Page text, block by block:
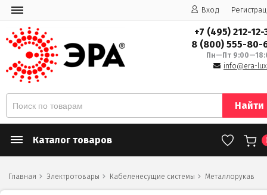
Вход
+7 (495) 212-12-
8 (800) 555-80-
Пн—Пт
info@era-
Найти
Каталог товаров
Главная Электротовары Кабеленесущие системы Металлорукав